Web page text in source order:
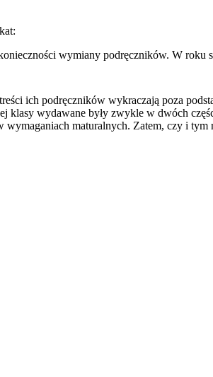
wymiany podręczników. W
ich podręczników wykraczają poza
klasy wydawane były zwykle w dwóch
maturalnych. Zatem, czy i